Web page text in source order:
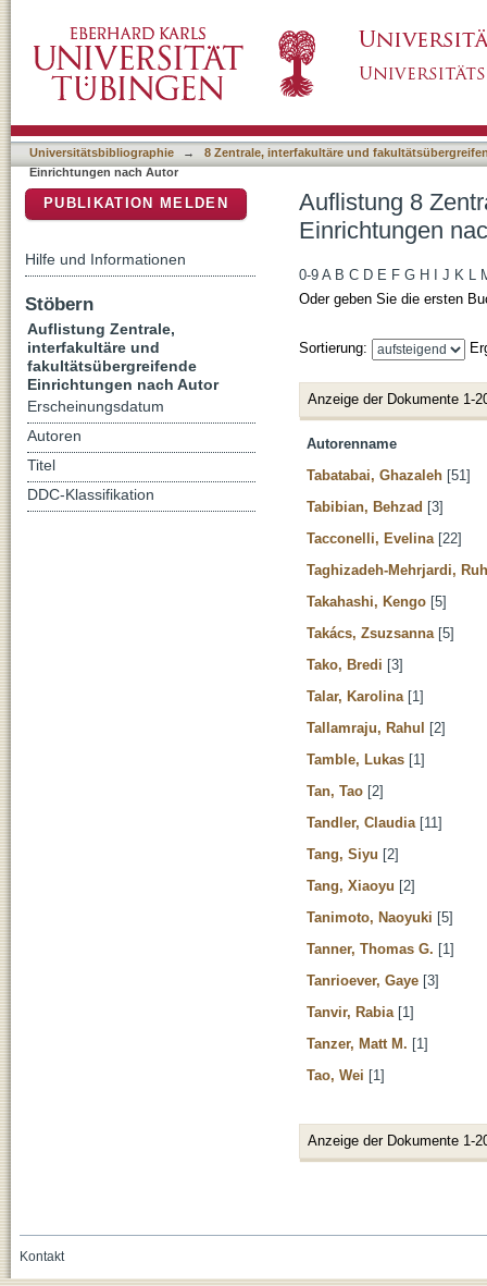
Universitätsbibliographie →
8 Zentrale, interfakultäre und
Einrichtungen nach Autor
Auflistung 8
Einrichtungen
0-9 A B C D E F G H J K L
Oder geben Sie die ersten
Sortierung:
Anzeige der Dokumente 1-
Autorenname
Tabatabai, Ghazaleh [51]
Tabibian, Behzad [3]
Tacconelli, Evelina [22]
Taghizadeh-Mehrjardi,
Takahashi, Kengo [5]
Takács, Zsuzsanna [5]
Tako, Bredi [3]
Talar, Karolina [1]
Tallamraju, Rahul [2]
Tamble, Lukas [1]
Tan, Tao [2]
Tandler, Claudia [11]
Tang, Siyu [2]
Tang, Xiaoyu [2]
Tanimoto, Naoyuki [5]
Tanner, Thomas G. [1]
Tanrioever, Gaye [3]
Tanvir, Rabia [1]
Tanzer, Matt M. [1]
Tao, Wei [1]
Anzeige der Dokumente 1-
PUBLIKATION MELDEN
Hilfe und Informationen
Stöbern
Auflistung Zentrale,
interfakultäre und
fakultätsübergreifende
Einrichtungen nach Autor
Erscheinungsdatum
Autoren
Titel
DDC-Klassifikation
Kontakt